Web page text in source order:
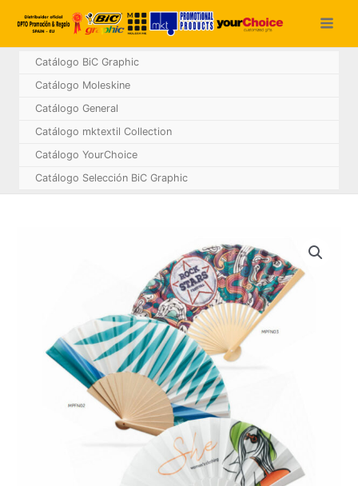
Catálogo BiC Graphic
Catálogo Moleskine
Catálogo General
Catálogo mktextil Collection
Catálogo YourChoice
Catálogo Selección BiC Graphic